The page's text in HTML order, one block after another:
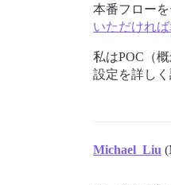
本番フローを
いただけれ
私はPOC（
設定を詳し
Michael_Liu